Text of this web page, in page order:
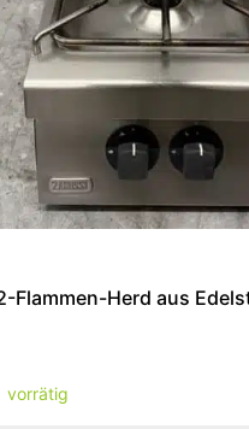
Flammen-Herd aus
vorrätig